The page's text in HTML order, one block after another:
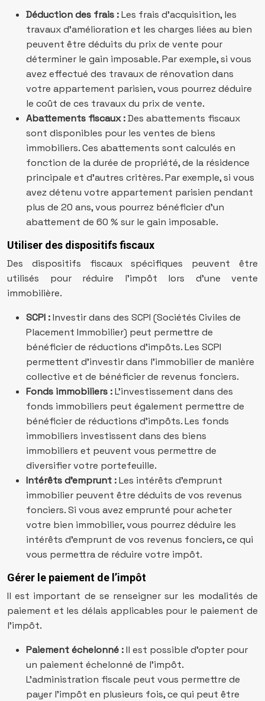
Déduction des frais :Les frais d’acquisition, les
travaux d’amélioration et les charges liées au bien
peuvent être déduits du prix de vente pour
déterminer le gain imposable. Par exemple, si vous
avez effectué des travaux de rénovation dans
votre appartement parisien, vous pourrez déduire
le coût de ces travaux du prix de vente.
Abattements fiscaux :Des abattements fiscaux
sont disponibles pour les ventes de biens
immobiliers. Ces abattements sont calculés en
fonction de la durée de propriété, de la résidence
principale et d’autres critères. Par exemple, si vous
avez détenu votre appartement parisien pendant
plus de 20 ans, vous pourrez bénéficier d’un
abattement de 60 % sur le gain imposable.
Utiliser des dispositifs fiscaux
Des dispositifs fiscaux spécifiques peuvent être
utilisés pour réduire l’impôt lors d’une vente
immobilière.
SCPI :Investir dans des SCPI (Sociétés Civiles de
Placement Immobilier) peut permettre de
bénéficier de réductions d’impôts. Les SCPI
permettent d’investir dans l’immobilier de manière
collective et de bénéficier de revenus fonciers.
Fonds immobiliers :L’investissement dans des
fonds immobiliers peut également permettre de
bénéficier de réductions d’impôts. Les fonds
immobiliers investissent dans des biens
immobiliers et peuvent vous permettre de
diversifier votre portefeuille.
Intérêts d’emprunt :Les intérêts d’emprunt
immobilier peuvent être déduits de vos revenus
fonciers. Si vous avez emprunté pour acheter
votre bien immobilier, vous pourrez déduire les
intérêts d’emprunt de vos revenus fonciers, ce qui
vous permettra de réduire votre impôt.
Gérer le paiement de l’impôt
Il est important de se renseigner sur les modalités de
paiement et les délais applicables pour le paiement de
l’impôt.
Paiement échelonné :Il est possible d’opter pour
un paiement échelonné de l’impôt.
L’administration fiscale peut vous permettre de
payer l’impôt en plusieurs fois, ce qui peut être